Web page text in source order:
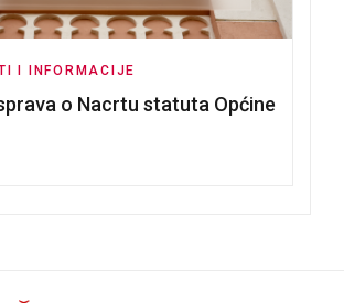
I INFORMACIJE
o Nacrtu statuta Općine